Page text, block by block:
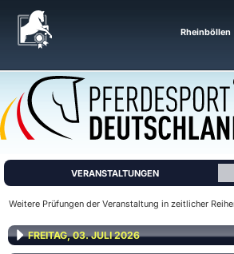
Rheinböllen
VERANSTALTUNGEN
Weitere Prüfungen der Veranstaltung in zeitlicher
FREITAG, 03. JULI 2026